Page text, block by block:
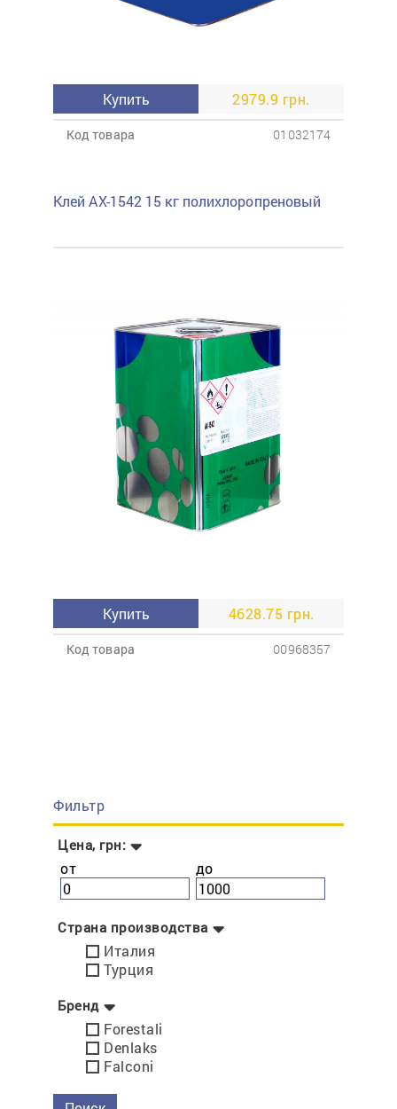
Фильтр
Цена, грн:
от до
Страна производства
Италия
Турция
Бренд
Forestali
Denlaks
Falconi
Купить 2979.9 грн.
Код товара 01032174
Клей AX-1542 15 кг полихлоропреновый
Купить 4628.75 грн.
Код товара 00968357